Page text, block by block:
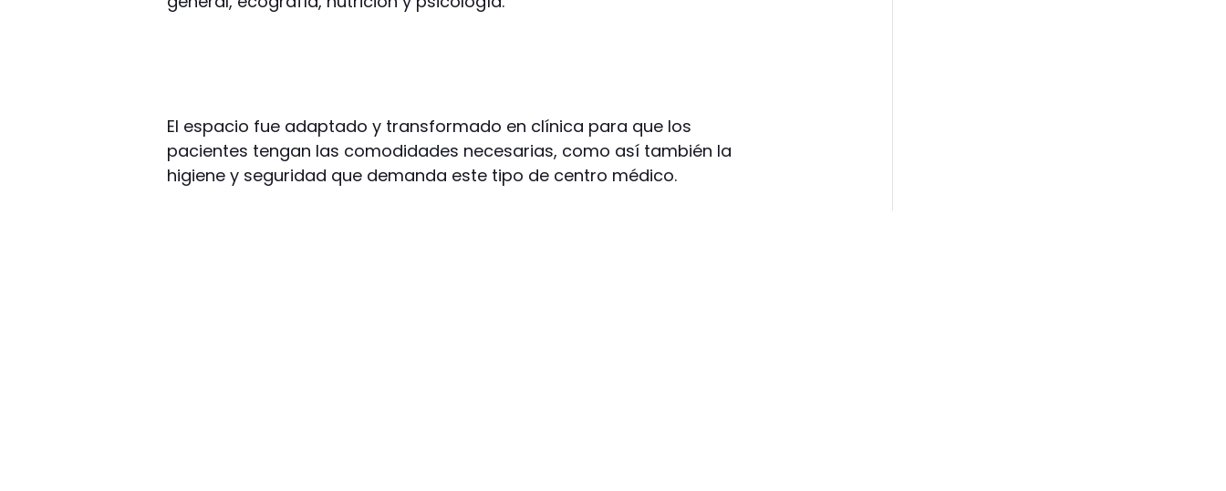
El espacio fue adaptado y transformado en clínica para que los
pacientes tengan las comodidades necesarias, como así también la
higiene y seguridad que demanda este tipo de centro médico.